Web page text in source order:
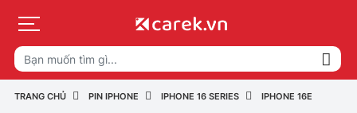
TRANG CHỦ PIN IPHONE IPHONE 16 SERIES IPHONE 16E